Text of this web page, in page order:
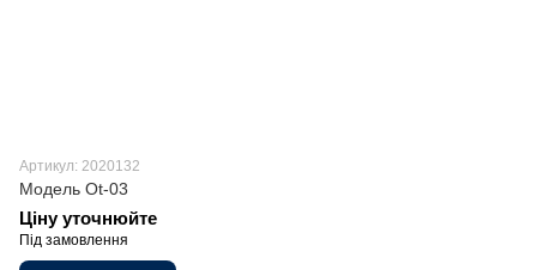
Артикул: 2020132
Модель Ot-03
Ціну уточнюйте
Під замовлення